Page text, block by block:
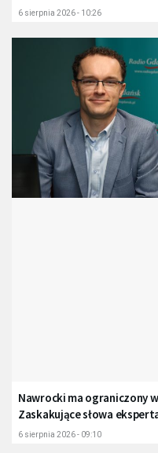
6 sierpnia 2026 - 10:26
Nawrocki ma ograniczony
Zaskakujące słowa
6 sierpnia 2026 - 09:10